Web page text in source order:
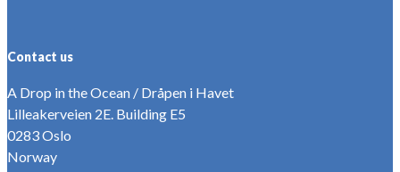
Contact us
A Drop in the Ocean / Dråpen i Havet
Lilleakerveien 2E. Building E5
0283 Oslo
Norway